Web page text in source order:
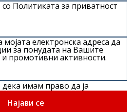
Политиката за приватност
мојата електронска адреса да
за понудата на Вашите
и промотивни активности.
имам право да ја
во секое време, како и
до нејзино
Најави се